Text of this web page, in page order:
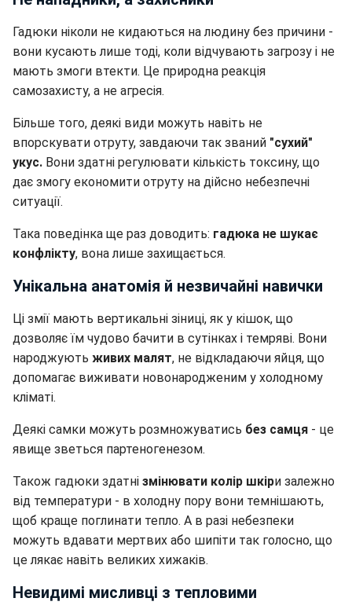
Гадюки ніколи не кидаються на людину без причини -
вони кусають лише тоді, коли відчувають загрозу і не
мають змоги втекти. Це природна реакція
самозахисту, а не агресія.
Більше того, деякі види можуть навіть не
впорскувати отруту, завдаючи так званий "сухий"
укус. Вони здатні регулювати кількість токсину, що
дає змогу економити отруту на дійсно небезпечні
ситуації.
Така поведінка ще раз доводить: гадюка не шукає
конфлікту, вона лише захищається.
Унікальна анатомія й незвичайні навички
Ці змії мають вертикальні зіниці, як у кішок, що
дозволяє їм чудово бачити в сутінках і темряві. Вони
народжують живих малят, не відкладаючи яйця, що
допомагає виживати новонародженим у холодному
кліматі.
Деякі самки можуть розмножуватись без самця - це
явище зветься партеногенезом.
Також гадюки здатні змінювати колір шкіри залежно
від температури - в холодну пору вони темнішають,
щоб краще поглинати тепло. А в разі небезпеки
можуть вдавати мертвих або шипіти так голосно, що
це лякає навіть великих хижаків.
Невидимі мисливці з тепловими